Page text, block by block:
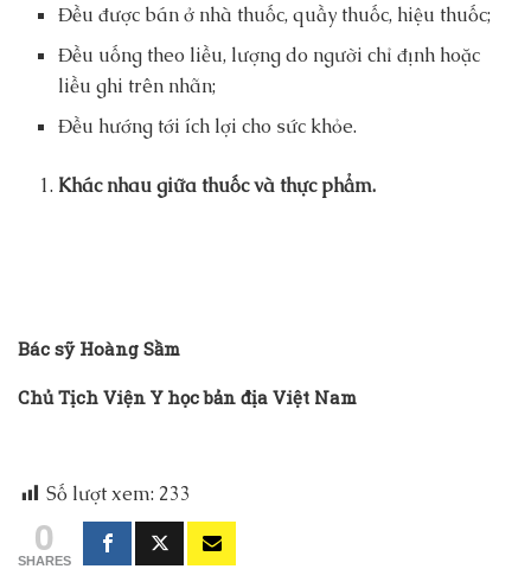
Đều được bán ở nhà thuốc, quầy thuốc, hiệu thuốc;
Đều uống theo liều, lượng do người chỉ định hoặc
liều ghi trên nhãn;
Đều hướng tới ích lợi cho sức khỏe.
Khác nhau giữa thuốc và thực phẩm.
Bác sỹ Hoàng Sầm
Chủ Tịch Viện Y học bản địa Việt Nam
Số lượt xem: 233
0
SHARES